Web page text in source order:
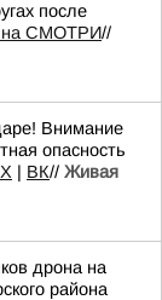
после
на СМОТРИ//
Внимание
опасность
| ВК// Живая
дрона на
района